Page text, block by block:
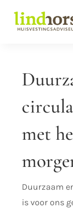
met
Duurzaam
is voor ons